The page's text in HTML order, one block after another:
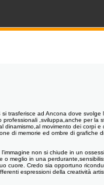
trasferisce ad Ancona dove
,sviluppa,anche per
movimento dei corpi
di memorie ed ombre di grafiche
non si chiude in un
meglio in una
cuore. Credo sia opportuno
espressioni della creatività